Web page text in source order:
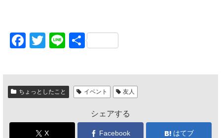
F
c
e
b
o
T
tt
er
Li
e
共
ちょっとしたこと イベント 友人
シェアする
X Facebook はてブ